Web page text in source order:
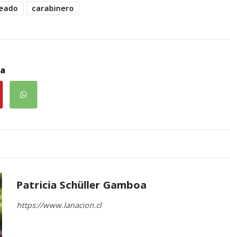
carabinero
Patricia Schüller Gamboa
https://www.lanacion.cl